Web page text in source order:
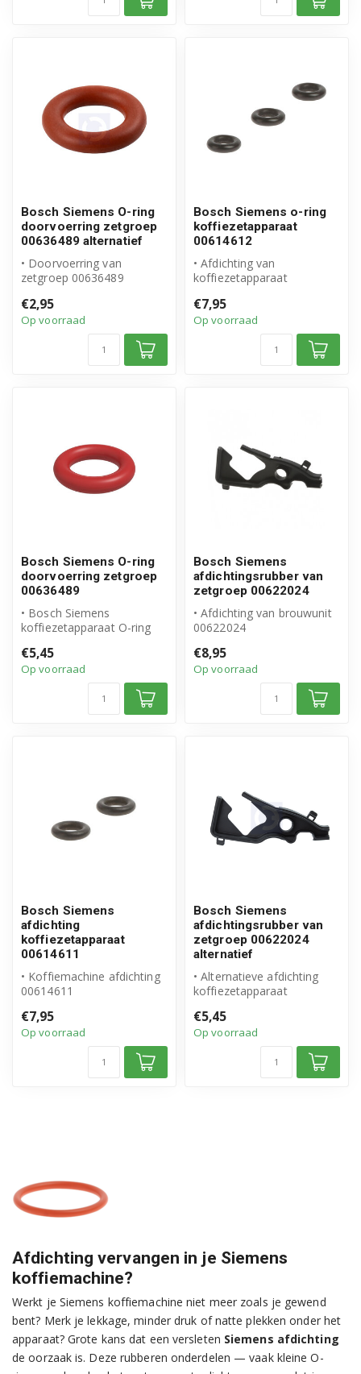
Bosch Siemens O-ring
doorvoerring zetgroep
00636489 alternatief
• Doorvoerring van
zetgroep 00636489
Siemens
• Hoogwaard...
€2,95
Op voorraad
Bosch Siemens o-ring
koffiezetapparaat
00614612
• Afdichting van
koffiezetapparaat
• Origineel Bosch Siemens
• Inhoud...
€7,95
Op voorraad
Bosch Siemens O-ring
doorvoerring zetgroep
00636489
• Bosch Siemens
koffiezetapparaat O-ring
• Doorvoerr...
€5,45
Op voorraad
Bosch Siemens
afdichtingsrubber van
zetgroep 00622024
• Afdichting van brouwunit
00622024
product
€8,95
Op voorraad
Bosch Siemens
afdichting
koffiezetapparaat
00614611
• Koffiemachine afdichting
00614611
• O-ring pakking...
€7,95
Op voorraad
Bosch Siemens
afdichtingsrubber van
zetgroep 00622024
alternatief
• Alternatieve afdichting
koffiezetapparaat
Siemens
• H...
€5,45
Op voorraad
Afdichting vervangen in je Siemens
koffiemachine?
Werkt je Siemens koffiemachine niet meer zoals je gewend
bent? Merk je lekkage, minder druk of natte plekken onder het
apparaat? Grote kans dat een versleten Siemens afdichting
de oorzaak is. Deze rubberen onderdelen — vaak kleine O-